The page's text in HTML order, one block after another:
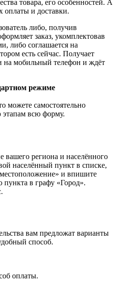
товара, его особенностей. А
оплаты и доставки.
либо, получив
заказ, укомплектовав
либо соглашается на
есть сейчас. Получает
на мобильный телефон и ждёт
режиме
можете самостоятельно
этапам всю форму.
вашего региона и населённого
населённый пункт в списке,
и впишите
пункта в графу «Город».
вам предложат варианты
способ.
оплаты.